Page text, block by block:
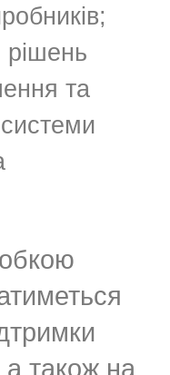
та
системи
а також на